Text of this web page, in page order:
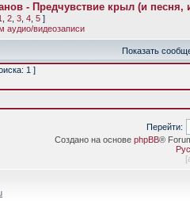
- Предчувствие крыл (и песня,
2 3 4 5 ]
аудио/видеозаписи
Показать
1 ]
Перейти:
Создано на основе phpBB®
[